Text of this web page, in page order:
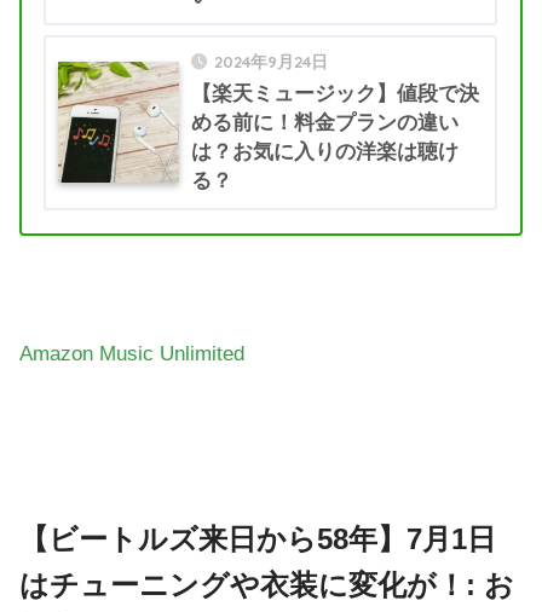
2024年9月24日
【楽天ミュージック】値段で決
める前に！料金プランの違い
は？お気に入りの洋楽は聴け
る？
Amazon Music Unlimited
【ビートルズ来日から58年】7月1日
はチューニングや衣装に変化が！: お